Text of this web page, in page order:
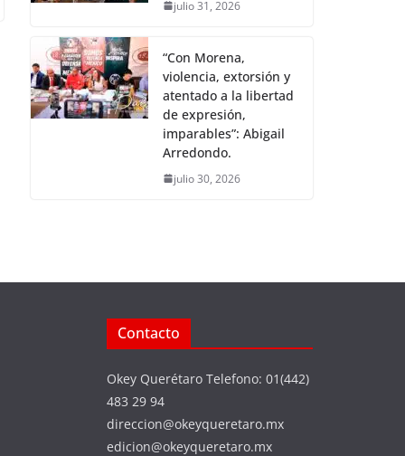
julio 31, 2026
“Con Morena,
violencia, extorsión y
atentado a la libertad
de expresión,
imparables”: Abigail
Arredondo.
julio 30, 2026
Contacto
Okey Querétaro Telefono: 01(442)
483 29 94
direccion@okeyqueretaro.mx
edicion@okeyqueretaro.mx